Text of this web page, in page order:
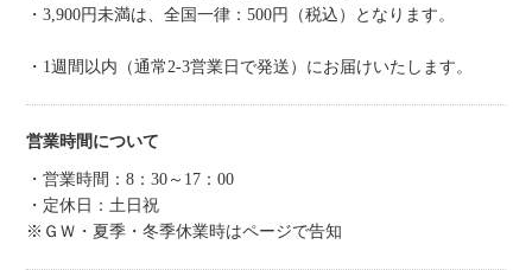
・3,900円未満は、全国一律：500円（税込）となります。
・1週間以内（通常2-3営業日で発送）にお届けいたします。
営業時間について
・営業時間：8：30～17：00
・定休日：土日祝
※ＧＷ・夏季・冬季休業時はページで告知